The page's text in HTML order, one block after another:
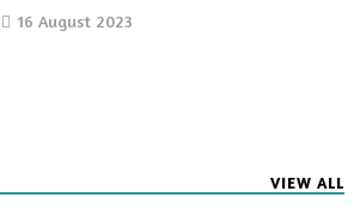
16 August 2023
VIEW ALL